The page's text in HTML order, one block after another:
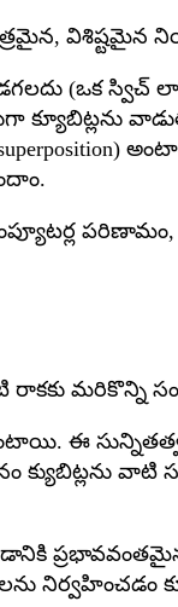
విచిత్రమైన,
(ఒక
క్యూబిట్లను
మరికొన్ని
ఈ
క్యుబిట్లను
ప్రభావవంతమైన
నిర్వహించడం